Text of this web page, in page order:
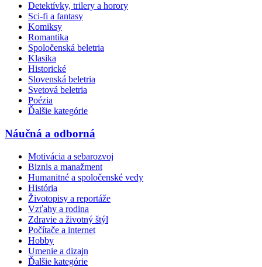
Detektívky, trilery a horory
Sci-fi a fantasy
Komiksy
Romantika
Spoločenská beletria
Klasika
Historické
Slovenská beletria
Svetová beletria
Poézia
Ďalšie kategórie
Náučná a odborná
Motivácia a sebarozvoj
Biznis a manažment
Humanitné a spoločenské vedy
História
Životopisy a reportáže
Vzťahy a rodina
Zdravie a životný štýl
Počítače a internet
Hobby
Umenie a dizajn
Ďalšie kategórie